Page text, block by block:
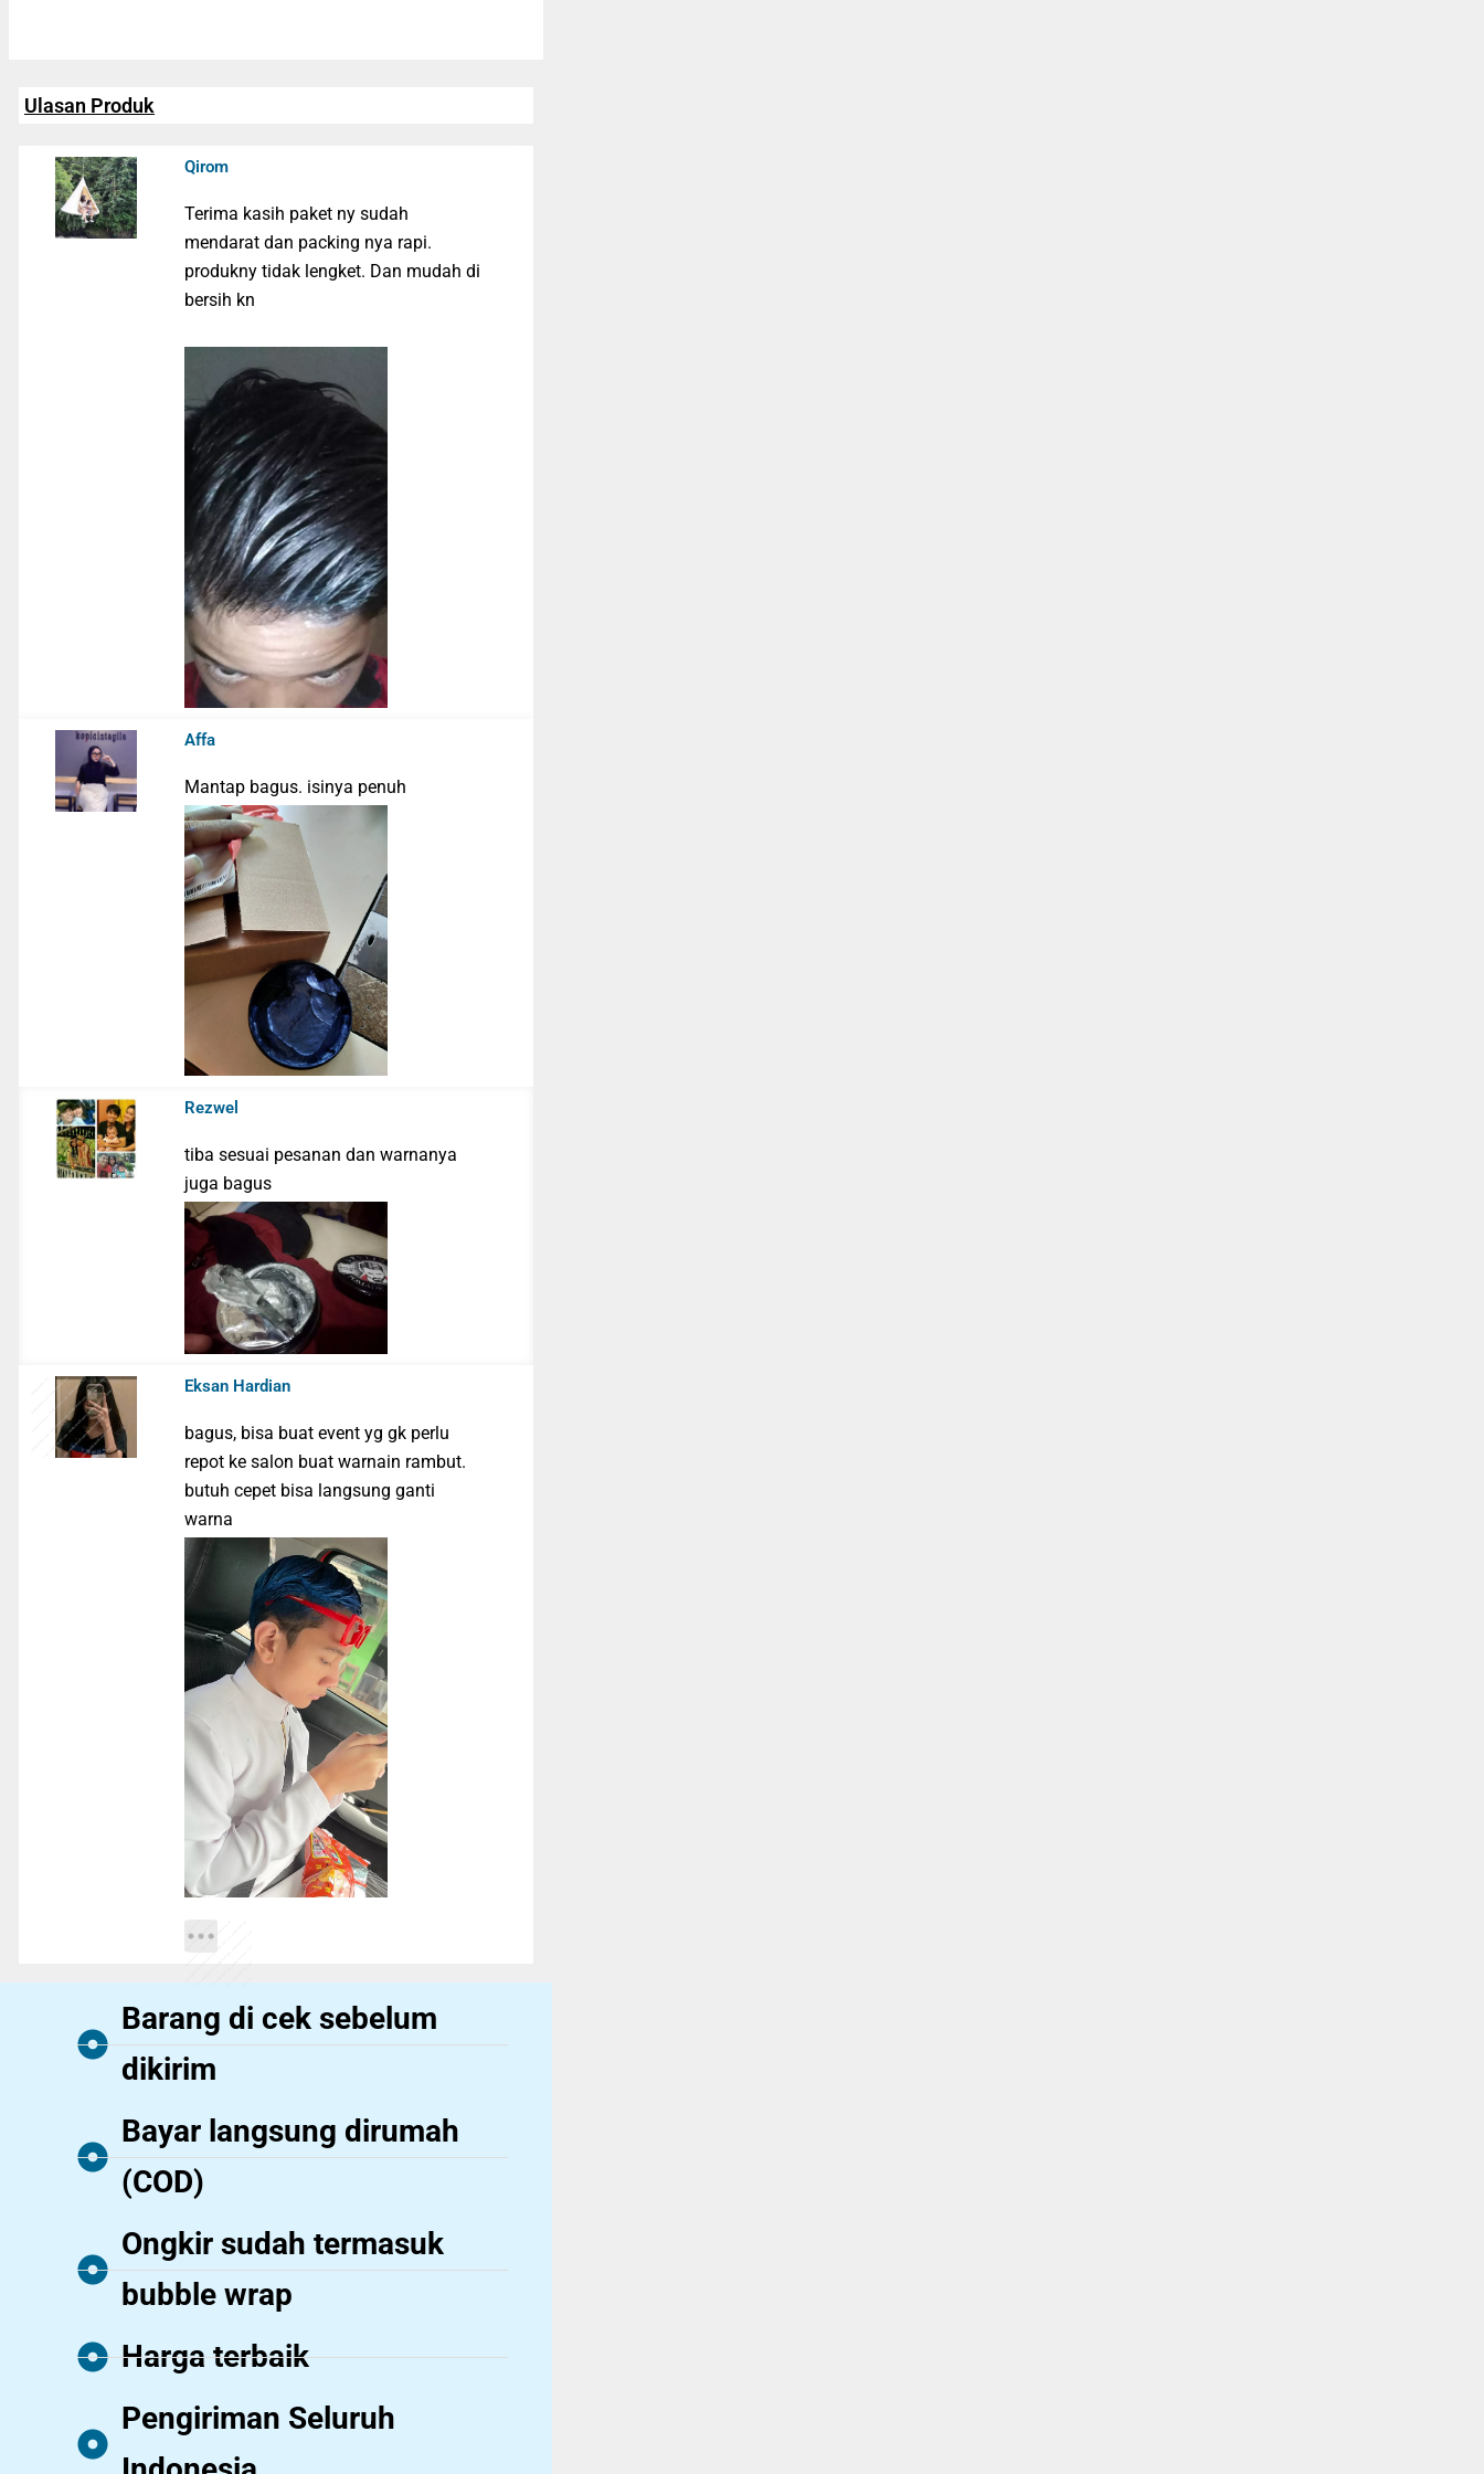
Ulasan Produk
Qirom
Terima kasih paket ny sudah
mendarat dan packing nya rapi.
produkny tidak lengket. Dan mudah di
bersih kn
Affa
Mantap bagus. isinya penuh
Rezwel
tiba sesuai pesanan dan warnanya
juga bagus
Eksan Hardian
bagus, bisa buat event yg gk perlu
repot ke salon buat warnain rambut.
butuh cepet bisa langsung ganti
warna
Barang di cek sebelum
dikirim
Bayar langsung dirumah
(COD)
Ongkir sudah termasuk
bubble wrap
Harga terbaik
Pengiriman Seluruh